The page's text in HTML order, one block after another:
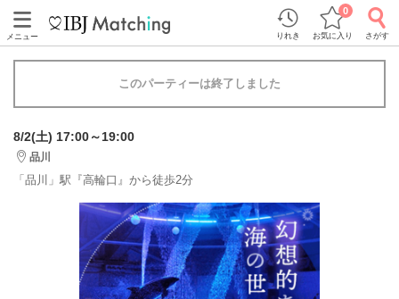
メニュー りれき お気に入り
0
さがす
このパーティーは終了しました
8/2(土) 17:00～19:00
品川
「品川」駅『高輪口』から徒歩2分